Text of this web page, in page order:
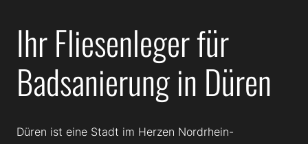
Ihr Fliesenleger für
Badsanierung in Düren
Düren ist eine Stadt im Herzen Nordrhein-